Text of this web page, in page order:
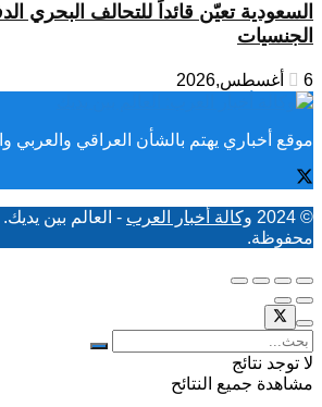
السعودية تعيّن قائداً للتحالف البحري
الجنسيات
6 أغسطس,2026
موقع أخباري يهتم بالشأن العراقي والعربي
© 2024 وكالة أخبار العرب - العالم بين
محفوظة.
لا توجد نتائج
مشاهدة جميع النتائح